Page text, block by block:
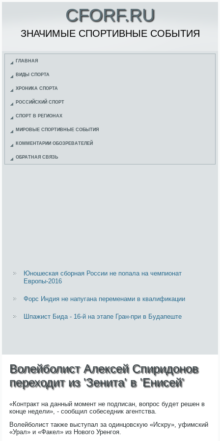
CFORF.RU
ЗНАЧИМЫЕ СПОРТИВНЫЕ СОБЫТИЯ
ГЛАВНАЯ
ВИДЫ СПОРТА
ХРОНИКА СПОРТА
РОССИЙСКИЙ СПОРТ
СПОРТ В РЕГИОНАХ
МИРОВЫЕ СПОРТИВНЫЕ СОБЫТИЯ
КОММЕНТАРИИ ОБОЗРЕВАТЕЛЕЙ
ОБРАТНАЯ СВЯЗЬ
Юношеская сборная России не попала на чемпионат
Европы-2016
Форс Индия не напугана переменами в квалификации
Шпажист Бида - 16-й на этапе Гран-при в Будапеште
Волейболист Алексей Спиридонов
переходит из 'Зенита' в 'Енисей'
«Контракт на данный момент не подписан, вопрос будет решен в
конце недели», - сообщил собеседник агентства.
Волейболист также выступал за одинцовскую «Искру», уфимский
«Урал» и «Факел» из Нового Уренгоя.